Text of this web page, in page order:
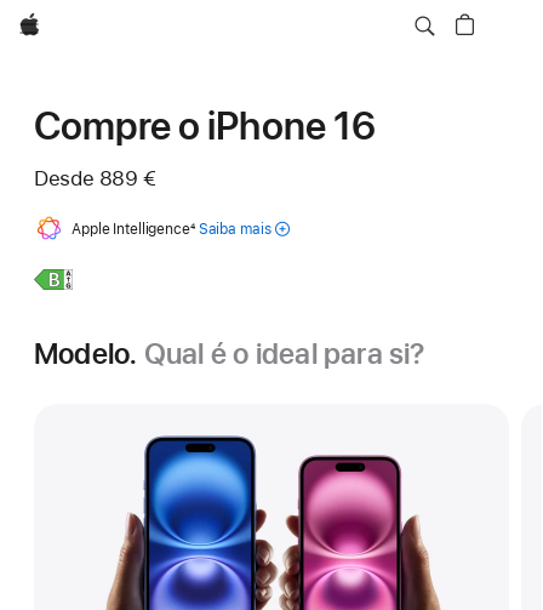
Apple
Compre o iPhone 16
Desde 889 €
Apple IntelligenceNota
4 Saiba mais
Saiba
Modelo. Qual é o ideal para si?